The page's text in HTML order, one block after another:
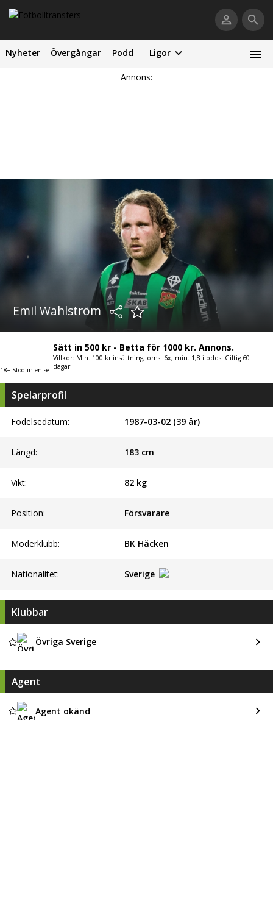
Nyheter Övergångar Podd Ligor
Annons:
Emil Wahlström
18+ Stödlinjen.se
Sätt in 500 kr - Betta för 1000 kr. Annons.
Villkor: Min. 100 kr insättning, oms. 6x, min. 1,8 i odds. Giltig 60
dagar.
Spelarprofil
Födelsedatum: 1987-03-02 (39 år)
Längd: 183cm
Vikt: 82kg
Position: Försvarare
Moderklubb: BK Häcken
Nationalitet: Sverige
Klubbar
Övriga Sverige
Agent
Agent okänd